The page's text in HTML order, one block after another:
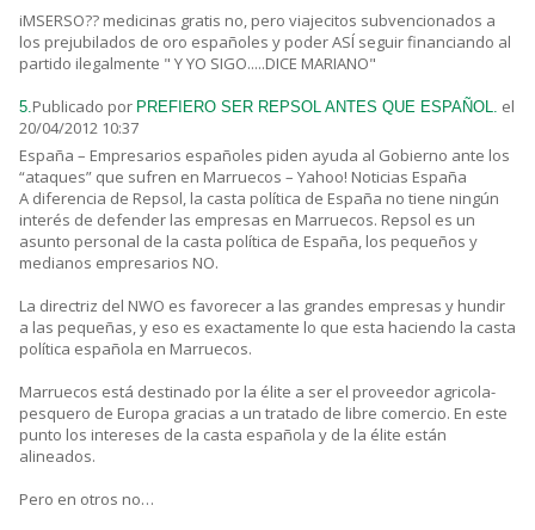
iMSERSO?? medicinas gratis no, pero viajecitos subvencionados a
los prejubilados de oro españoles y poder ASÍ seguir financiando al
partido ilegalmente " Y YO SIGO.....DICE MARIANO"
5.Publicado por PREFIERO SER REPSOL ANTES QUE ESPAÑOL. el
20/04/2012 10:37
España – Empresarios españoles piden ayuda al Gobierno ante los
“ataques” que sufren en Marruecos – Yahoo! Noticias España
A diferencia de Repsol, la casta política de España no tiene ningún
interés de defender las empresas en Marruecos. Repsol es un
asunto personal de la casta política de España, los pequeños y
medianos empresarios NO.
La directriz del NWO es favorecer a las grandes empresas y hundir
a las pequeñas, y eso es exactamente lo que esta haciendo la casta
política española en Marruecos.
Marruecos está destinado por la élite a ser el proveedor agricola-
pesquero de Europa gracias a un tratado de libre comercio. En este
punto los intereses de la casta española y de la élite están
alineados.
Pero en otros no…